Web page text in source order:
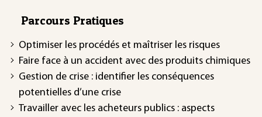
Parcours Pratiques
Optimiser les procédés et maîtriser les risques
Faire face à un accident avec des produits chimiques
Gestion de crise : identifier les conséquences
potentielles d’une crise
Travailler avec les acheteurs publics : aspects